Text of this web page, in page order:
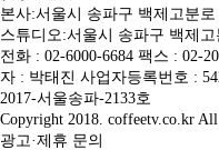
본사:서울시 송파구 백제고분로
스튜디오:서울시 송파구 백제
전화 : 02-6000-6684 팩스 : 02-
자 : 박태진 사업자등록번호 :
2017-서울송파-2133호
Copyright 2018. coffeetv.co.kr All
광고·제휴 문의